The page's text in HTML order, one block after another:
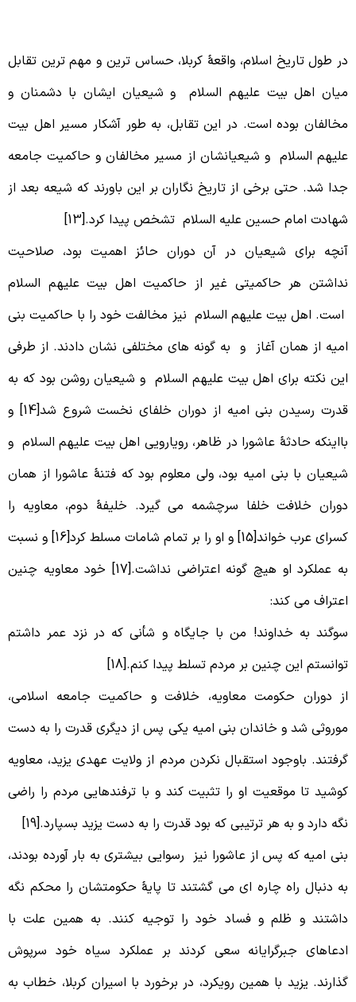
طول تاریخ اسلام، واقعۀ کربلا، حساس ترین و مهم ترین تقابل
اهل بیت علیهم السلام و شیعیان ایشان با دشمنان و
بوده است. در این تقابل، به طور آشکار مسیر اهل بیت
السلام و شیعیانشان از مسیر مخالفان و حاکمیت جامعه
شد. حتی برخی از تاریخ نگاران بر این باورند که شیعه بعد از
امام حسین علیه السلام تشخص پیدا کرد.[13]
برای شیعیان در آن دوران حائز اهمیت بود، صلاحیت
هر حاکمیتی غیر از حاکمیت اهل بیت علیهم السلام
اهل بیت علیهم السلام نیز مخالفت خود را با حاکمیت بنی
از همان آغاز و به گونه های مختلفی نشان دادند. از طرفی
نکته برای اهل بیت علیهم السلام و شیعیان روشن بود که به
قدرت رسیدن بنی امیه از دوران خلفای نخست شروع شد[14] و
حادثۀ عاشورا در ظاهر، رویارویی اهل بیت علیهم السلام و
با بنی امیه بود، ولی معلوم بود که فتنۀ عاشورا از همان
خلافت خلفا سرچشمه می گیرد. خلیفۀ دوم، معاویه را
کسرای عرب خواند[15] و او را بر تمام شامات مسلط کرد[16] و نسبت
به عملکرد او هیچ گونه اعتراضی نداشت.[17] خود معاویه چنین
می کند:
به خداوند! من با جایگاه و شأنی که در نزد عمر داشتم
این چنین بر مردم تسلط پیدا کنم.[18]
دوران حکومت معاویه، خلافت و حاکمیت جامعه اسلامی،
شد و خاندان بنی امیه یکی پس از دیگری قدرت را به دست
باوجود استقبال نکردن مردم از ولایت عهدی یزید، معاویه
تا موقعیت او را تثبیت کند و با ترفندهایی مردم را راضی
دارد و به هر ترتیبی که بود قدرت را به دست یزید بسپارد.[19]
امیه که پس از عاشورا نیز رسوایی بیشتری به بار آورده بودند،
دنبال راه چاره ای می گشتند تا پایۀ حکومتشان را محکم نگه
و ظلم و فساد خود را توجیه کنند. به همین علت با
جبرگرایانه سعی کردند بر عملکرد سیاه خود سرپوش
یزید با همین رویکرد، در برخورد با اسیران کربلا، خطاب به